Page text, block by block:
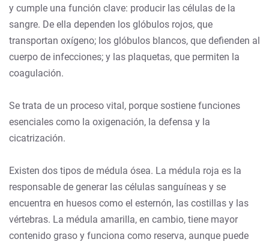
y cumple una función clave: producir las células de la
sangre. De ella dependen los glóbulos rojos, que
transportan oxígeno; los glóbulos blancos, que defienden al
cuerpo de infecciones; y las plaquetas, que permiten la
coagulación.
Se trata de un proceso vital, porque sostiene funciones
esenciales como la oxigenación, la defensa y la
cicatrización.
Existen dos tipos de médula ósea. La médula roja es la
responsable de generar las células sanguíneas y se
encuentra en huesos como el esternón, las costillas y las
vértebras. La médula amarilla, en cambio, tiene mayor
contenido graso y funciona como reserva, aunque puede